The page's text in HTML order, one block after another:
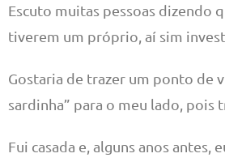
Escuto muitas pessoas dizendo
tiverem um próprio, aí sim
Gostaria de trazer um ponto de
sardinha” para o meu lado, pois
Fui casada e, alguns anos